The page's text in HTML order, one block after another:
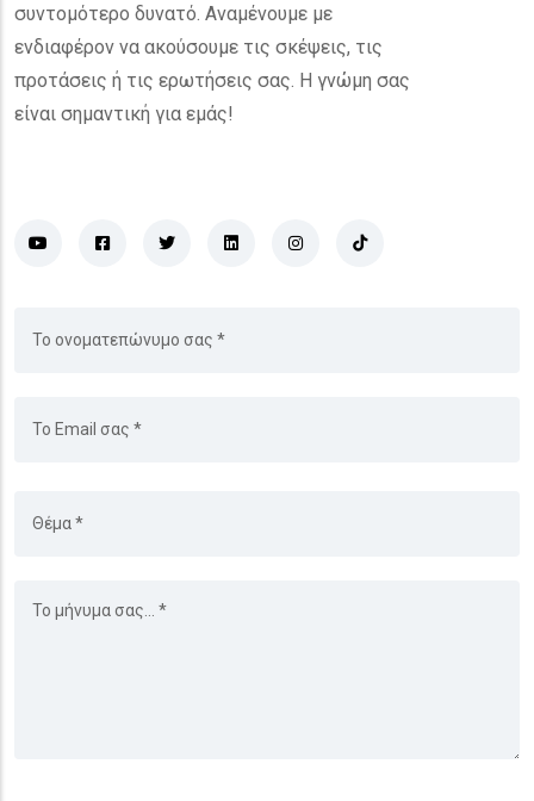
συντομότερο δυνατό. Αναμένουμε με
ενδιαφέρον να ακούσουμε τις σκέψεις, τις
προτάσεις ή τις ερωτήσεις σας. Η γνώμη σας
είναι σημαντική για εμάς!
(social-icon)(social-icon)(social-icon)(social-icon)(social-icon)(social-icon)